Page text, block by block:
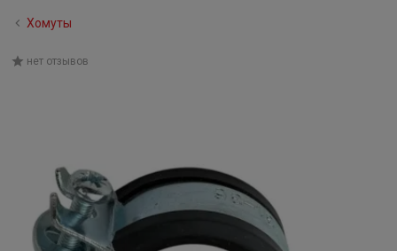
Хомуты
нет отзывов